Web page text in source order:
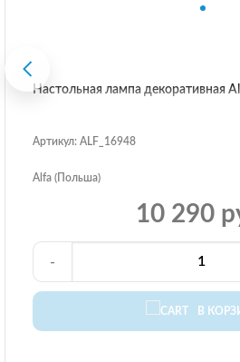
Настольная лампа декоративная
Артикул: ALF_16948
Alfa (Польша)
10 290
В
-